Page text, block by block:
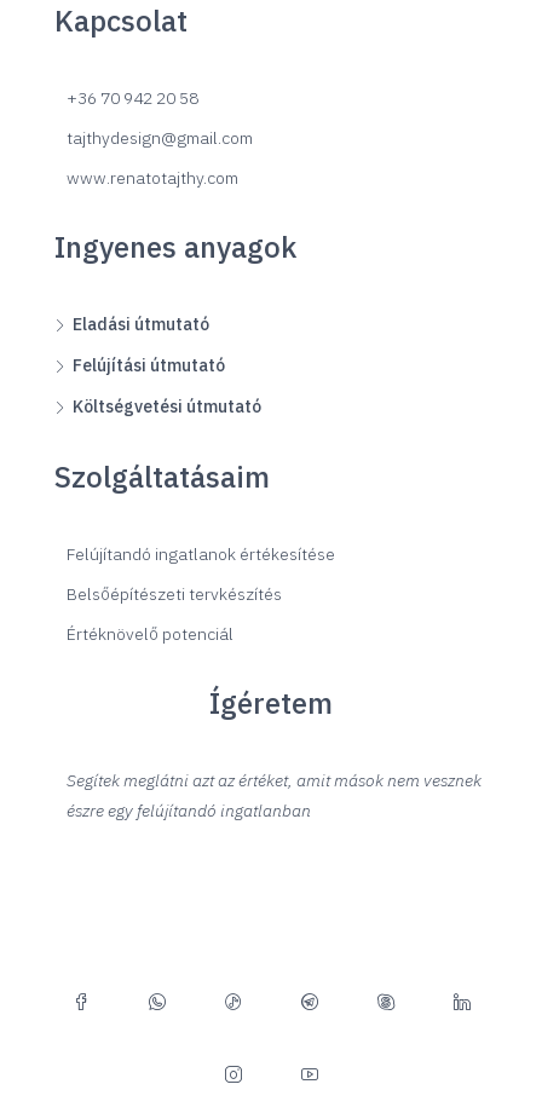
Kapcsolat
+36 70 942 20 58
tajthydesign@gmail.com
www.renatotajthy.com
Ingyenes anyagok
Eladási útmutató
Felújítási útmutató
Költségvetési útmutató
Szolgáltatásaim
Felújítandó ingatlanok értékesítése
Belsőépítészeti tervkészítés
Értéknövelő potenciál
Ígéretem
Segítek meglátni azt az értéket, amit mások nem vesznek
észre egy felújítandó ingatlanban